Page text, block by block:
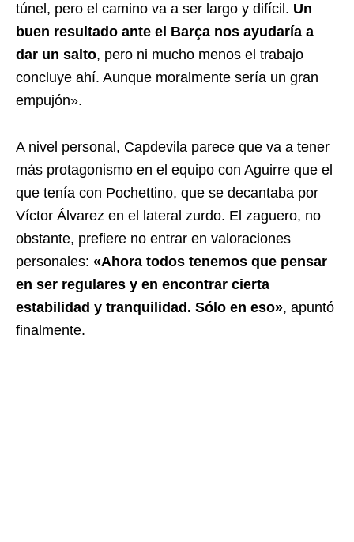
túnel, pero el camino va a ser largo y difícil. Un
buen resultado ante el Barça nos ayudaría a
dar un salto, pero ni mucho menos el trabajo
concluye ahí. Aunque moralmente sería un gran
empujón».
A nivel personal, Capdevila parece que va a tener
más protagonismo en el equipo con Aguirre que el
que tenía con Pochettino, que se decantaba por
Víctor Álvarez en el lateral zurdo. El zaguero, no
obstante, prefiere no entrar en valoraciones
personales: «Ahora todos tenemos que pensar
en ser regulares y en encontrar cierta
estabilidad y tranquilidad. Sólo en eso», apuntó
finalmente.